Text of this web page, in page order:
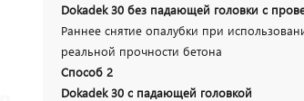
Dokadek 30 без падающей головки с
Раннее снятие опалубки при
реальной прочности бетона
Способ 2
Dokadek 30 с падающей головкой